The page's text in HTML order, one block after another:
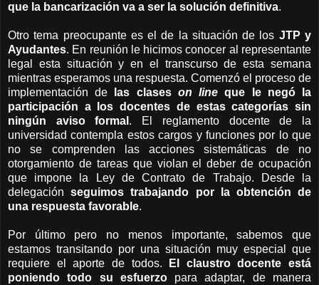
que la bancarización va a ser la solución definitiva.
Otro tema preocupante es el de la situación de los JTP y
Ayudantes. En reunión le hicimos conocer al representante
legal esta situación y en el transcurso de esta semana
mientras esperamos una respuesta. Comenzó el proceso de
implementación de
las clases on line que le negó la
participación a los docentes de estas categorías sin
ningún aviso formal . El reglamento docente de la
universidad contempla estos cargos y funciones por lo que
no se comprenden las acciones sistemáticas de no
otorgamiento de tareas que violan el deber de ocupación
que impone la Ley de Contrato de Trabajo. Desde la
delegaciónseguimos trabajando por la obtención de
una respuesta favorable.
Por último pero no menos importante, sabemos que
estamos transitando por una situación muy especial que
requiere el aporte de todos.
El claustro docente está
poniendo todo su esfuerzopara adaptar, de manera